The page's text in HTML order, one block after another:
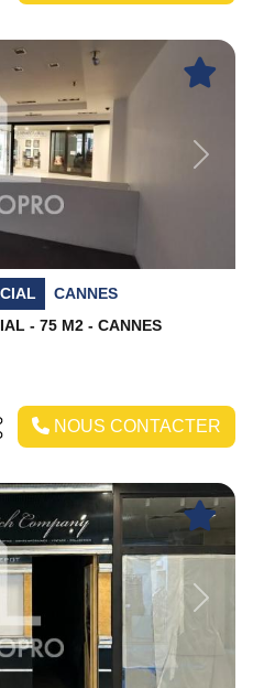
Next
CANNES
- 75 M2 - CANNES
NOUS CONTACTER
Next